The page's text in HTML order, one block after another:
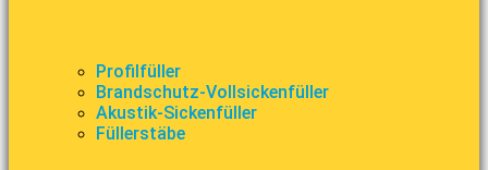
Profilfüller
Brandschutz-Vollsickenfüller
Akustik-Sickenfüller
Füllerstäbe